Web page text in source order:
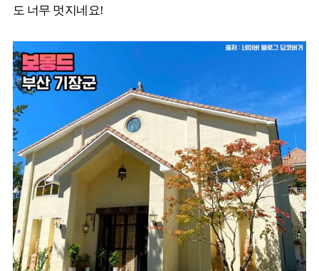
도 너무 멋지네요!